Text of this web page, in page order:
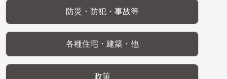
防災・防犯・事故等
各種住宅・建築・他
政策